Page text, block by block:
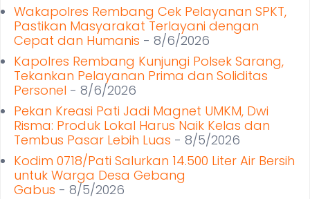
Wakapolres Rembang Cek Pelayanan SPKT,
Pastikan Masyarakat Terlayani dengan
Cepat dan Humanis - 8/6/2026
Kapolres Rembang Kunjungi Polsek Sarang,
Tekankan Pelayanan Prima dan Soliditas
Personel - 8/6/2026
Pekan Kreasi Pati Jadi Magnet UMKM, Dwi
Risma: Produk Lokal Harus Naik Kelas dan
Tembus Pasar Lebih Luas - 8/5/2026
Kodim 0718/Pati Salurkan 14.500 Liter Air Bersih
untuk Warga Desa Gebang
Gabus - 8/5/2026